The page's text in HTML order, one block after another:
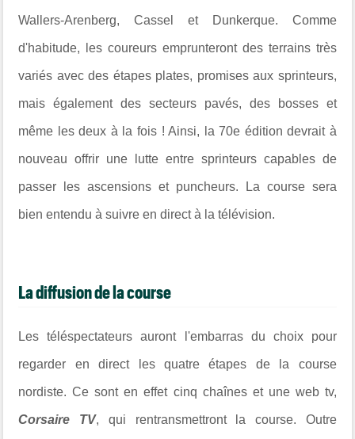
Wallers-Arenberg, Cassel et Dunkerque. Comme
d'habitude, les coureurs emprunteront des terrains très
variés avec des étapes plates, promises aux sprinteurs,
mais également des secteurs pavés, des bosses et
même les deux à la fois ! Ainsi, la 70e édition devrait à
nouveau offrir une lutte entre sprinteurs capables de
passer les ascensions et puncheurs. La course sera
bien entendu à suivre en direct à la télévision.
La diffusion de la course
Les téléspectateurs auront l'embarras du choix pour
regarder en direct les quatre étapes de la course
nordiste. Ce sont en effet cinq chaînes et une web tv,
Corsaire TV, qui rentransmettront la course. Outre